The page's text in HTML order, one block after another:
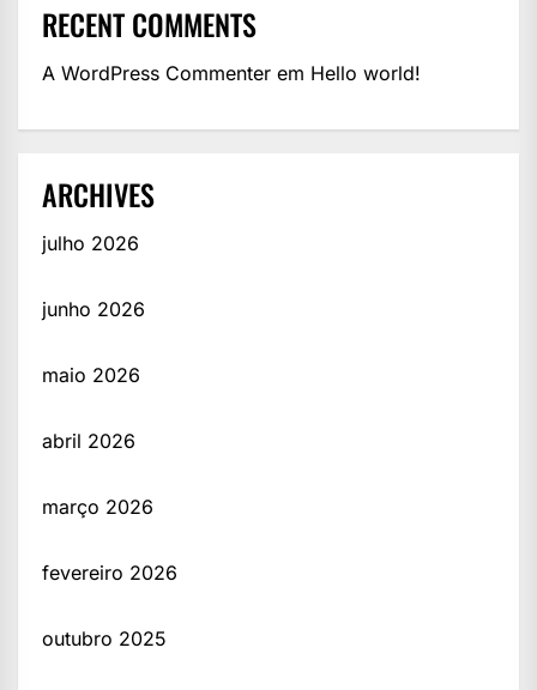
RECENT COMMENTS
A WordPress Commenter em Hello world!
ARCHIVES
julho 2026
junho 2026
maio 2026
abril 2026
março 2026
fevereiro 2026
outubro 2025